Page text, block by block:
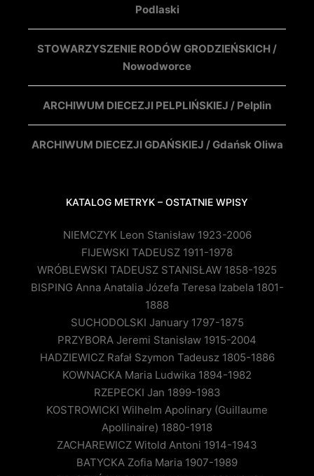
Podlaski
STOWARZYSZENIE RODÓW GRODZIEŃSKICH /
Nowodworce
ARCHIWUM DIECEZJI PELPLIŃSKIEJ / Pelplin
ARCHIWUM DIECEZJI GDAŃSKIEJ / Gdańsk Oliwa
KATALOG METRYK – OSTATNIE WPISY
NIEMCZYK Leon Stanisław 1923-2006
FIJEWSKI TADEUSZ 1911-1978
WRÓBLEWSKI TADEUSZ STANISŁAW 1858-1925
BISPING Anna Anatalia Józefa Teresa Izabela 1801-
1888
SUCHODOLSKI January 1797-1875
PRZYBORA Jeremi Stanisław 1915-2004
HADZIEWICZ Rafał Szymon Tadeusz 1805-1886
KOWNACKA Maria Ludwika 1894-1982
RZEPECKI Jan 1899-1983
KOSTROWICKI Wilhelm Apolinary (Guillaume
Apollinaire) 1880-1918
ZACHAREWICZ Witold Antoni 1914-1943
BATYCKA Zofia Maria 1907-1989